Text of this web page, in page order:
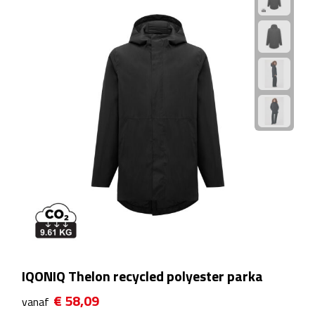
Rijbewijs- & kentekenhoezen
Veiligheidshamers
Zonneschermen
Fiets Accessoires
Fietsbellen
Fietstassen
Fiets telefoonhouders
IQONIQ Thelon recycled polyester parka
vanaf € 58,09